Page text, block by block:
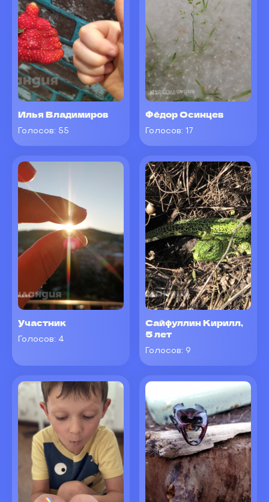
Илья Владимиров
Голосов: 55
Фёдор Осинцев
Голосов: 17
Участник
Голосов: 4
Сайфуллин Кирилл,
5 лет
Голосов: 9